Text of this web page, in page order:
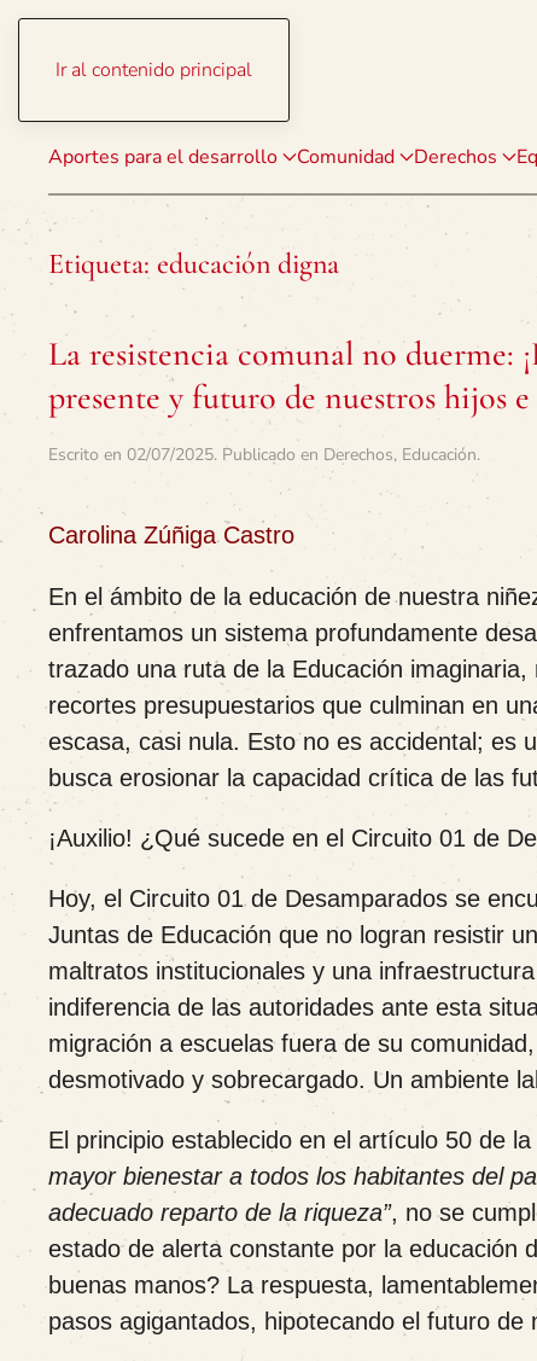
Ir al contenido principal
Aportes para el desarrollo Comunidad Derechos
Etiqueta: educación digna
La resistencia comunal no duerme:
presente y futuro de nuestros hijos e
Escrito en 02/07/2025. Publicado en Derechos, Educación.
Carolina Zúñiga Castro
En el ámbito de la educación de nuestra
enfrentamos un sistema profundamente
trazado una ruta de la Educación imaginaria,
recortes presupuestarios que culminan en
escasa, casi nula. Esto no es accidental; es
busca erosionar la capacidad crítica de las
¡Auxilio! ¿Qué sucede en el Circuito 01 de
Hoy, el Circuito 01 de Desamparados se
Juntas de Educación que no logran resistir
maltratos institucionales y una
indiferencia de las autoridades ante esta
migración a escuelas fuera de su
desmotivado y sobrecargado. Un ambiente
El principio establecido en el artículo 50 de
mayor bienestar a todos los habitantes del
adecuado reparto de la riqueza”, no se
estado de alerta constante por la educación
buenas manos? La respuesta,
pasos agigantados, hipotecando el futuro de